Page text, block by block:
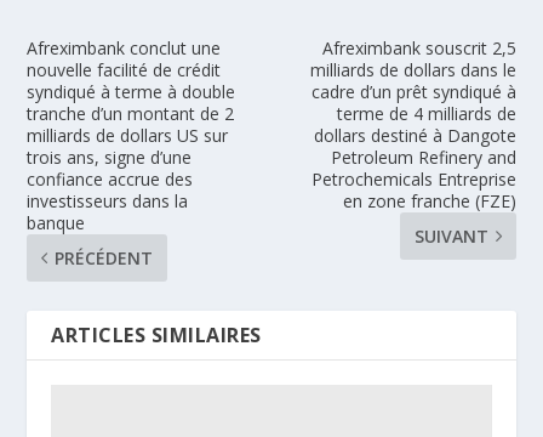
Afreximbank conclut une
nouvelle facilité de crédit
syndiqué à terme à double
tranche d’un montant de 2
milliards de dollars US sur
trois ans, signe d’une
confiance accrue des
investisseurs dans la
banque
PRÉCÉDENT
Afreximbank souscrit 2,5
milliards de dollars dans le
cadre d’un prêt syndiqué à
terme de 4 milliards de
dollars destiné à Dangote
Petroleum Refinery and
Petrochemicals Entreprise
en zone franche (FZE)
SUIVANT
ARTICLES SIMILAIRES